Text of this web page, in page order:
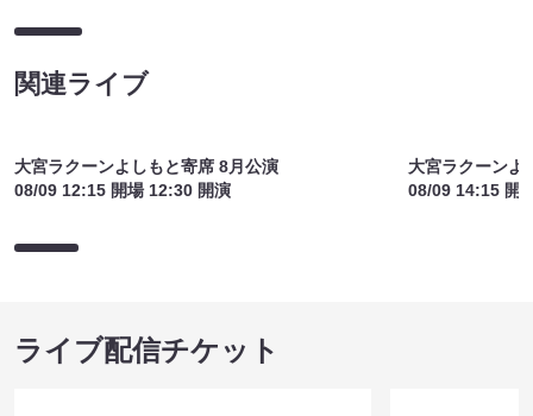
関連ライブ
大宮ラクーンよしもと寄席 8月公演
08/09 12:15 開場 12:30 開演
大宮ラクーンよ
08/09 14:15 開
ライブ配信チケット